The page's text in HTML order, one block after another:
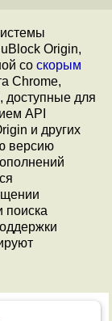
Origin,
со скорым
Chrome,
доступные для
API
и других
версию
поиска